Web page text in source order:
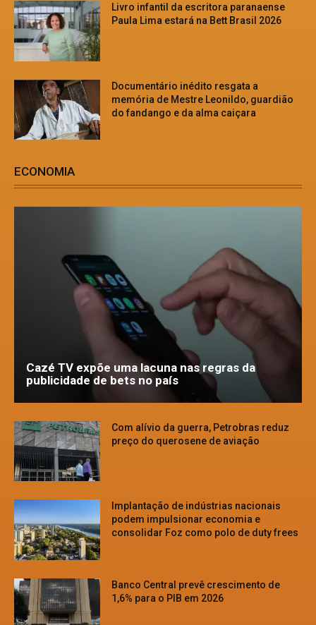
Livro infantil da escritora paranaense
Paula Lima estará na Bett Brasil 2026
Documentário inédito resgata a
memória de Mestre Leonildo, guardião
do fandango e da alma caiçara
ECONOMIA
Cazé TV expõe uma lacuna nas regras da
publicidade de bets no país
Com alívio da guerra, Petrobras reduz
preço do querosene de aviação
Implantação de indústrias nacionais
podem impulsionar economia e
consolidar Foz como polo de duty frees
Banco Central prevê crescimento de
1,6% para o PIB em 2026